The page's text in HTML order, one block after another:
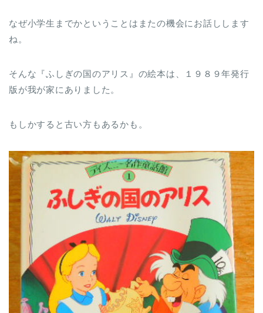
なぜ小学生までかということはまたの機会にお話しします
ね。
そんな『ふしぎの国のアリス』の絵本は、１９８９年発行
版が我が家にありました。
もしかすると古い方もあるかも。